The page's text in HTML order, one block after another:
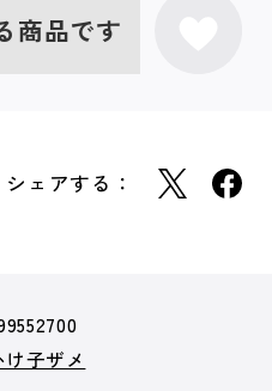
商品です
シェアする：
子ザメ